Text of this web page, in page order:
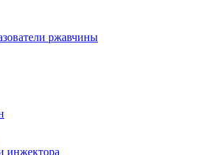
ржавчины
инжектора